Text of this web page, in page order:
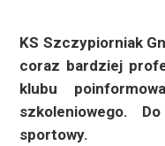
KS Szczypiorniak
coraz bardziej
klubu
szkoleniowego.
sportowy.